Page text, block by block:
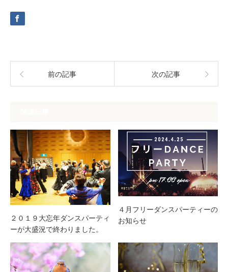
前の記事 次の記事
２０１９大忘年ダンスパーティ
ーが大盛況で終わりました。
４月フリーダンスパーティーの
お知らせ